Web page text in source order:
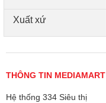
Xuất xứ
THÔNG TIN MEDIAMART
Hệ thống 334 Siêu thị